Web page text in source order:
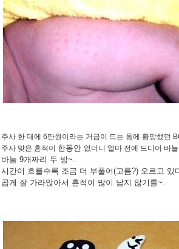
주사 한 대에 6만원이라는 거금이 드는 통에 황망했던
주사 맞은 흔적이 한동안 없더니 얼마 전에 드디어 바
바늘 9개짜리 두 방~.
시간이 흐를수록 조금 더 부풀어(고름?) 오르고 있
곱게 잘 가라앉아서 흔적이 많이 남지 않기를~.